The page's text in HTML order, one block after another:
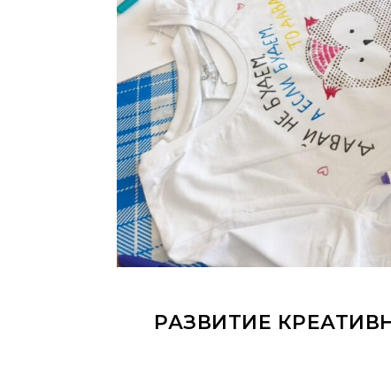
РАЗВИТИЕ